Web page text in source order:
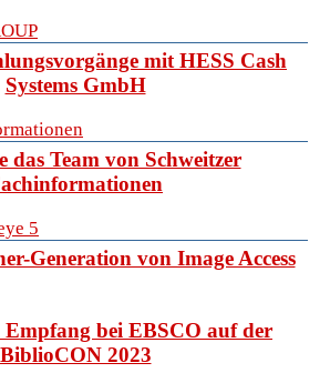
mit HESS Cash
Systems GmbH
das Team von Schweitzer
5
Generation von Image Access
bei EBSCO auf der
BiblioCON 2023